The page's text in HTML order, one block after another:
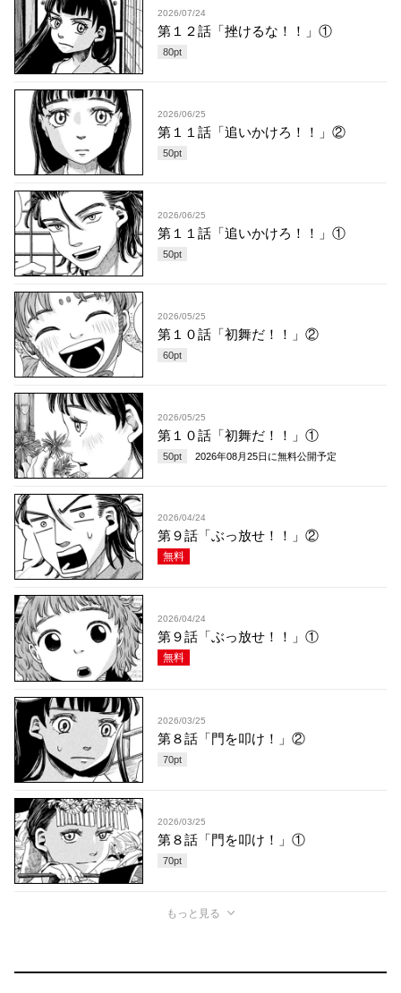
2026/07/24
第１２話「挫けるな！！」①
80pt
2026/06/25
第１１話「追いかけろ！！」②
50pt
2026/06/25
第１１話「追いかけろ！！」①
50pt
2026/05/25
第１０話「初舞だ！！」②
60pt
2026/05/25
第１０話「初舞だ！！」①
50pt 2026年08月25日 に無料公開予定
2026/04/24
第９話「ぶっ放せ！！」②
無料
2026/04/24
第９話「ぶっ放せ！！」①
無料
2026/03/25
第８話「門を叩け！」②
70pt
2026/03/25
第８話「門を叩け！」①
70pt
もっと見る